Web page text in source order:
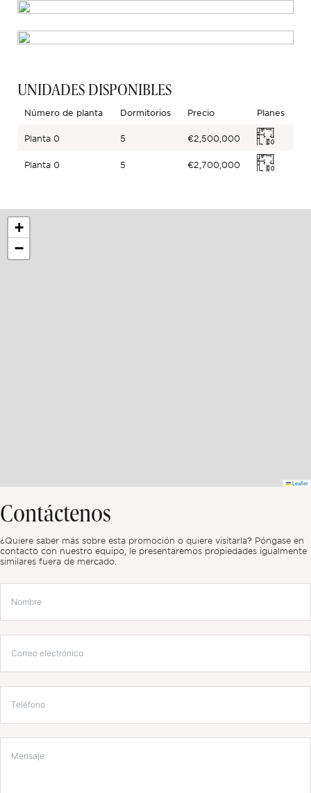
UNIDADES DISPONIBLES
Número de planta Dormitorios Precio Planes
Planta 0 5 €2,500,000
Planta 0 5 €2,700,000
+
−
Leaflet
Contáctenos
¿Quiere saber más sobre esta promoción o quiere visitarla? Póngase en
contacto con nuestro equipo, le presentaremos propiedades igualmente
similares fuera de mercado.